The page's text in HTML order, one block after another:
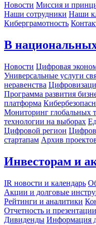
Новости Миссия и
Наши сотрудники Наши
Киберграмотность
В
Новости Цифровая
Универсальные услуги
неравенства
Программа развития
платформа
Мониторинг глобальных
технологии на выборах
Цифровой регион
стартапам Архив
Инвесторам и
IR новости и календарь
Акции и долговые
Рейтинги и аналитики
Отчетность и презентации
Дивиденды Информация